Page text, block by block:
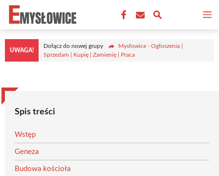
Przejdź
treści
UWAGA!
Dołącz do nowej grupy
Mysłowice - Ogłoszenia |
Sprzedam | Kupię | Zamienię | Praca
Spis treści
Wstęp
Geneza
Budowa kościoła